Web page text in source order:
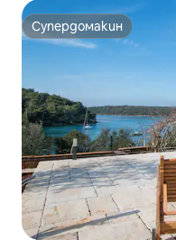
Супердомакин
Супердомакин